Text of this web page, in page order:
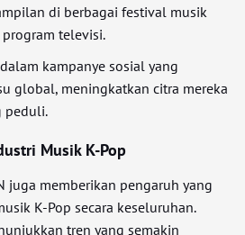
di berbagai festival musik
televisi.
kampanye sosial yang
global, meningkatkan citra mereka
peduli.
Musik K-Pop
juga memberikan pengaruh yang
K-Pop secara keseluruhan.
tren yang semakin